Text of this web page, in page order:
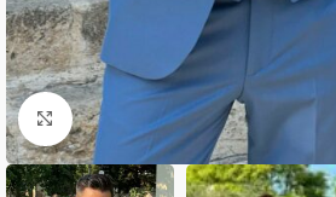
Κλικ για μεγέθυνση